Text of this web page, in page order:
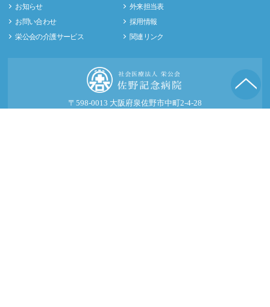
お知らせ
外来担当表
お問い合わせ
採用情報
栄公会の介護サービス
関連リンク
〒598-0013 大阪府泉佐野市中町2-4-28